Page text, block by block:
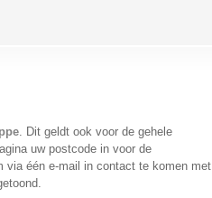
. Dit geldt ook voor de gehele
uw postcode in voor de
via één e-mail in contact te komen met